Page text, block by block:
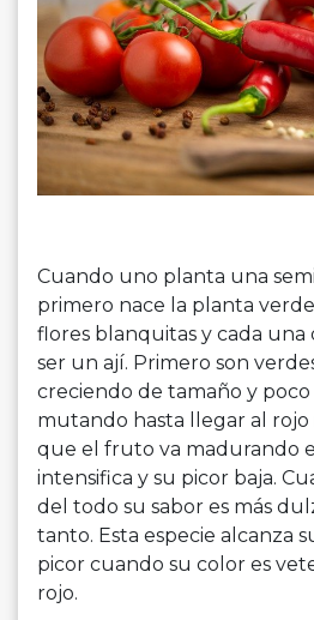
Cuando uno planta una
primero nace la planta
flores blanquitas y cada una
ser un ají. Primero son
creciendo de tamaño y poco
mutando hasta llegar al rojo
que el fruto va madurando
intensifica y su picor baja.
del todo su sabor es más
tanto. Esta especie alcanza
picor cuando su color es
rojo.